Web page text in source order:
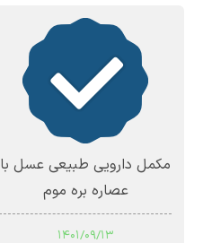
مکمل دارویی طبیعی عسل با
عصاره بره موم
1401/09/13